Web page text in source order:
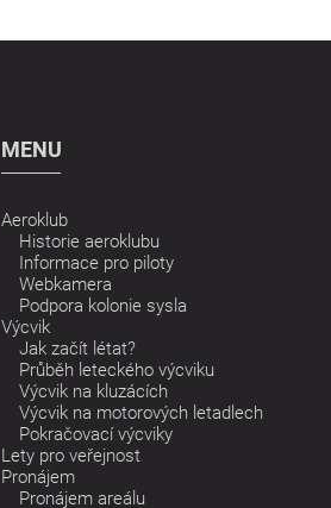
MENU
Aeroklub
Historie aeroklubu
Informace pro piloty
Webkamera
Podpora kolonie sysla
Výcvik
Jak začít létat?
Průběh leteckého výcviku
Výcvik na kluzácích
Výcvik na motorových letadlech
Pokračovací výcviky
Lety pro veřejnost
Pronájem
Pronájem areálu